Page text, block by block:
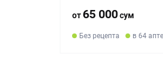
от 65 000сум
Без рецепта в 64